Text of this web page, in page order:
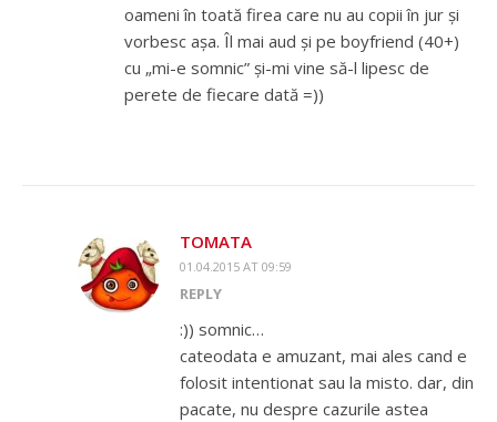
oameni în toată firea care nu au copii în jur și
vorbesc așa. Îl mai aud și pe boyfriend (40+)
cu „mi-e somnic” și-mi vine să-l lipesc de
perete de fiecare dată =))
TOMATA
01.04.2015 AT 09:59
REPLY
:)) somnic…
cateodata e amuzant, mai ales cand e
folosit intentionat sau la misto. dar, din
pacate, nu despre cazurile astea